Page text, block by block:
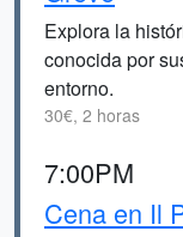
Explora la
conocida por
entorno.
30€, 2 horas
7:00PM
Cena en Il